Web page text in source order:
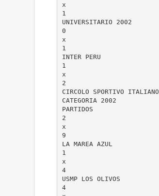
x
1
UNIVERSITARIO 2002
0
x
1
INTER PERU
1
x
2
CIRCOLO SPORTIVO ITALIANO
CATEGORIA 2002
PARTIDOS
2
x
9
LA MAREA AZUL
1
x
4
USMP LOS OLIVOS
4